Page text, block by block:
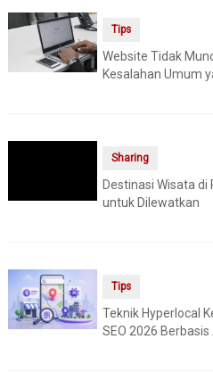
Tips
Website Tidak
Kesalahan Umum
Sharing
Destinasi Wisata
untuk Dilewatkan
Tips
Teknik Hyperlocal
SEO 2026